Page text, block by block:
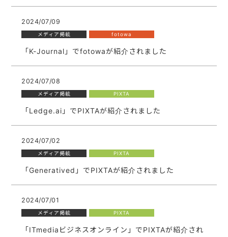
2024/07/09
メディア掲載 fotowa
「K-Journal」でfotowaが紹介されました
2024/07/08
メディア掲載 PIXTA
「Ledge.ai」でPIXTAが紹介されました
2024/07/02
メディア掲載 PIXTA
「Generatived」でPIXTAが紹介されました
2024/07/01
メディア掲載 PIXTA
「ITmediaビジネスオンライン」でPIXTAが紹介され